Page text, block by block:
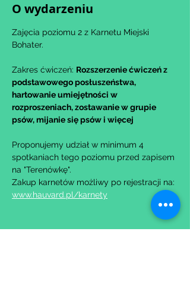
O wydarzeniu
Zajęcia poziomu 2 z Karnetu Miejski
Bohater.
Zakres ćwiczeń: Rozszerzenie ćwiczeń z
podstawowego posłuszeństwa,
hartowanie umiejętności w
rozproszeniach, zostawanie w grupie
psów, mijanie się psów i więcej
Proponujemy udział w minimum 4
spotkaniach tego poziomu przed zapisem
na "Terenówkę".
Zakup karnetów możliwy po rejestracji na:
www.hauvard.pl/karnety